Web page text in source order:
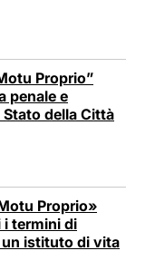
Proprio”
penale e
della Città
Proprio»
i termini di
istituto di vita